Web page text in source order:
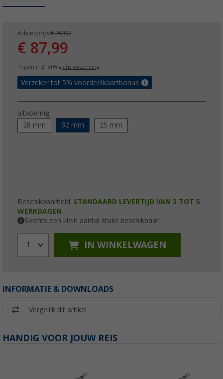
Adviesprijs € 99,00
€ 87,99
Prijzen incl. BTW gratis verzending
Verzeker tot 5% voordeelkaartbonus
uitvoering
28 mm
32 mm 25 mm
Beschikbaarheid: STANDAARD LEVERTIJD VAN 3 TOT 5
WERKDAGEN
Slechts een klein aantal stuks beschikbaar
1 IN WINKELWAGEN
INFORMATIE & DOWNLOADS
Vergelijk dit artikel
HANDIG VOOR JOUW REIS